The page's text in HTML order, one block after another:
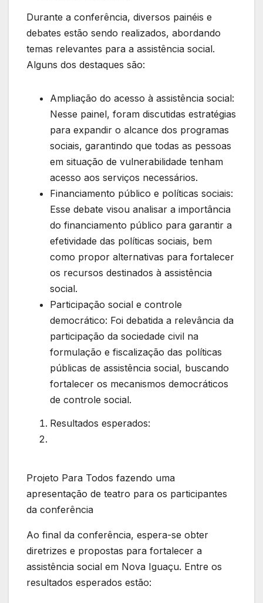
Durante a conferência, diversos painéis e
debates estão sendo realizados, abordando
temas relevantes para a assistência social.
Alguns dos destaques são:
Ampliação do acesso à assistência social:
Nesse painel, foram discutidas estratégias
para expandir o alcance dos programas
sociais, garantindo que todas as pessoas
em situação de vulnerabilidade tenham
acesso aos serviços necessários.
Financiamento público e políticas sociais:
Esse debate visou analisar a importância
do financiamento público para garantir a
efetividade das políticas sociais, bem
como propor alternativas para fortalecer
os recursos destinados à assistência
social.
Participação social e controle
democrático: Foi debatida a relevância da
participação da sociedade civil na
formulação e fiscalização das políticas
públicas de assistência social, buscando
fortalecer os mecanismos democráticos
de controle social.
Resultados esperados:
Projeto Para Todos fazendo uma
apresentação de teatro para os participantes
da conferência
Ao final da conferência, espera-se obter
diretrizes e propostas para fortalecer a
assistência social em Nova Iguaçu. Entre os
resultados esperados estão: